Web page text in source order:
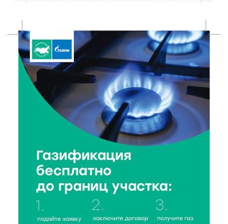
Тверские экологи сняли на видео медвежий обед
8 Авг 2026 14:14 173
Виталий Королев запустил веловолну на Волге в
Калязине
8 Авг 2026 13:37 403
Чем удивит X Международный фестиваль «Калитка»
8 Авг 2026 12:37 227
Забыл вещи в транспорте? Рассказываем, что ждёт
пассажиров по новым правилам